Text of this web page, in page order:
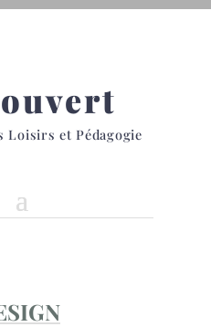
Loisirs et Pédagogie